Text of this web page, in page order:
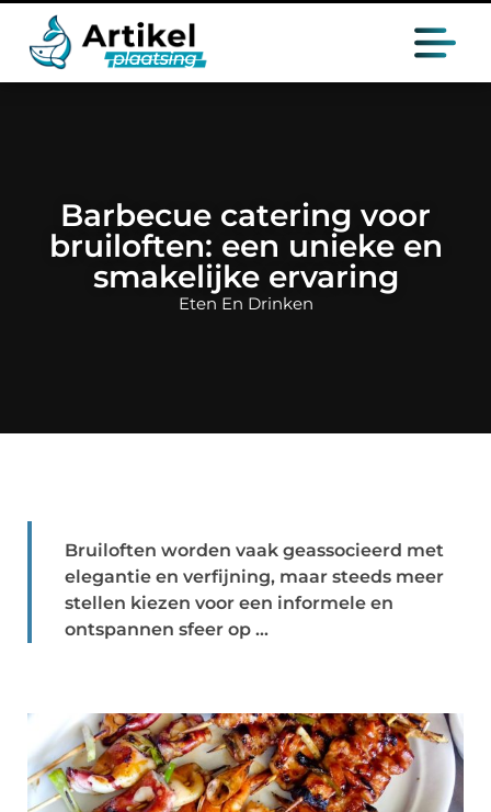
Barbecue catering voor
bruiloften: een unieke en
smakelijke ervaring
Eten En Drinken
Bruiloften worden vaak geassocieerd met
elegantie en verfijning, maar steeds meer
stellen kiezen voor een informele en
ontspannen sfeer op ...